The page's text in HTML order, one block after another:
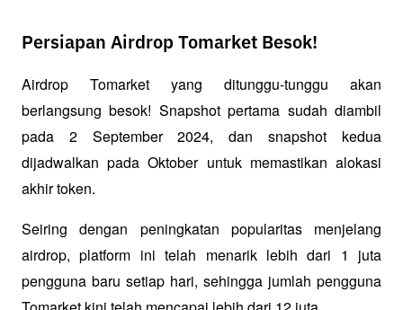
Persiapan Airdrop Tomarket Besok!
Airdrop Tomarket yang ditunggu-tunggu akan
berlangsung besok! Snapshot pertama sudah diambil
pada 2 September 2024, dan snapshot kedua
dijadwalkan pada Oktober untuk memastikan alokasi
akhir token.
Seiring dengan peningkatan popularitas menjelang
airdrop, platform ini telah menarik lebih dari 1 juta
pengguna baru setiap hari, sehingga jumlah pengguna